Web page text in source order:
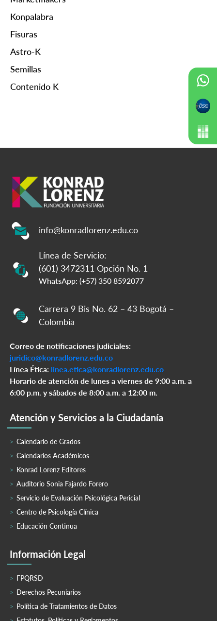
Konpalabra
Fisuras
Astro-K
Semillas
Contenido K
info@konradlorenz.edu.co
Línea de Servicio:
(601) 3472311 Opción No. 1
WhatsApp: (+57) 350 8592077
Carrera 9 Bis No. 62 – 43 Bogotá –
Colombia
Correo de notificaciones judiciales:
juridico@konradlorenz.edu.co
Línea Ética: linea.etica@konradlorenz.edu.co
Horario de atención de lunes a viernes de 9:00 a.m. a
6:00 p.m. y sábados de 8:00 a.m. a 12:00 m.
Atención y Servicios a la Ciudadanía
Calendario de Grados
Calendarios Académicos
Konrad Lorenz Editores
Auditorio Sonia Fajardo Forero
Servicio de Evaluación Psicológica Pericial
Centro de Psicología Clínica
Educación Continua
Información Legal
FPQRSD
Derechos Pecuniarios
Política de Tratamientos de Datos